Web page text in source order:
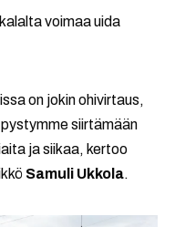
voimaa uida
on jokin ohivirtaus,
siirtämään
ja siikaa, kertoo
Samuli Ukkola.